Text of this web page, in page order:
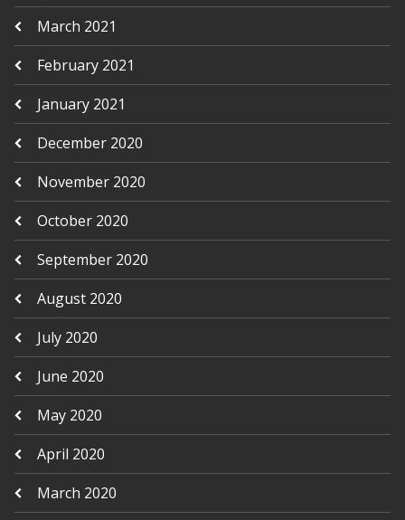
March 2021
February 2021
January 2021
December 2020
November 2020
October 2020
September 2020
August 2020
July 2020
June 2020
May 2020
April 2020
March 2020